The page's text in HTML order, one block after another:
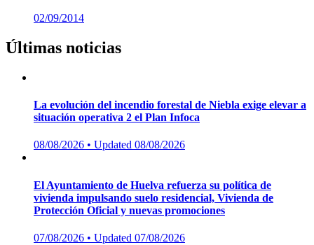
Posted
02/09/2014
Últimas noticias
La evolución del incendio forestal de Niebla exige elevar a
situación operativa 2 el Plan Infoca
Posted
08/08/2026 • Updated 08/08/2026
El Ayuntamiento de Huelva refuerza su política de
vivienda impulsando suelo residencial, Vivienda de
Protección Oficial y nuevas promociones
Posted
07/08/2026 • Updated 07/08/2026